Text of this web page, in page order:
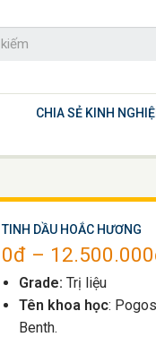
CHIA SẺ KINH
TINH DẦU HOẮC HƯƠNG
0đ– 12.500.000
Grade: Trị liệu
Tên khoa học:
Benth.